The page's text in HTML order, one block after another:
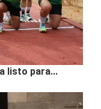
listo para...